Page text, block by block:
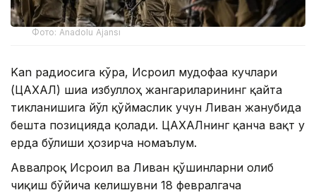
Фото: Anadolu Ajansı
Kan радиосига кўра, Исроил мудофаа кучлари
(ЦАХАЛ) шиа Ҳизбуллоҳ жангариларининг қайта
тикланишига йўл қўймаслик учун Ливан жанубида
бешта позицияда қолади. ЦАХАЛнинг қанча вақт у
ерда бўлиши ҳозирча номаълум.
Аввалроқ Исроил ва Ливан қўшинларни олиб
чиқиш бўйича келишувни 18 февралгача